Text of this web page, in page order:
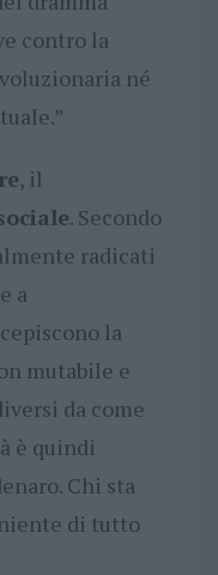
contro la
né
, il
. Secondo
radicati
a
la
mutabile e
da come
è quindi
Chi sta
di tutto